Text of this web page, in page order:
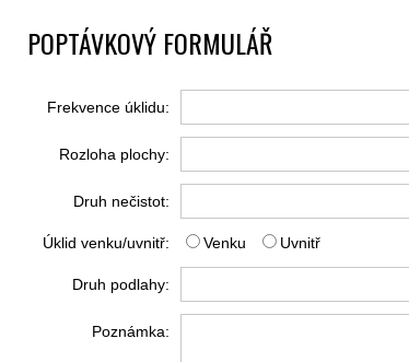
POPTÁVKOVÝ FORMULÁŘ
Frekvence úklidu:
Rozloha plochy:
Druh nečistot:
Úklid venku/uvnitř: Venku Uvnitř
Druh podlahy:
Poznámka: